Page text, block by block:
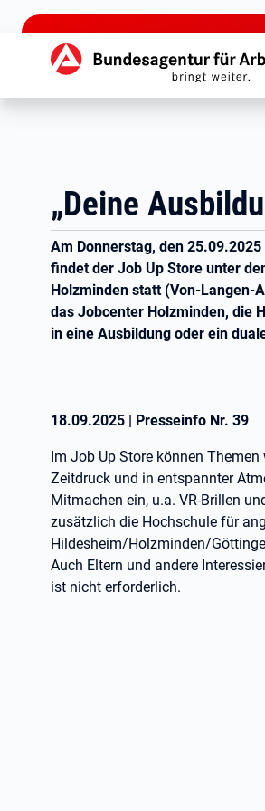
zu den Hauptinhalten springen
Hauptnavigation
„Deine
Am Donnerstag, den
findet der Job Up Store unter
Holzminden statt (Von-Langen-
das Jobcenter Holzminden, die
in eine Ausbildung oder ein
18.09.2025 | Presseinfo Nr. 39
Im Job Up Store können
Zeitdruck und in entspannter
Mitmachen ein, u.a. VR-Brillen
zusätzlich die Hochschule für
Hildesheim/Holzminden/
Auch Eltern und andere
ist nicht erforderlich.